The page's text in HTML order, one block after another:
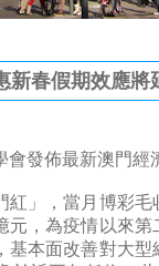
新春假期效應將
發佈最新澳門經
」，當月博彩毛
元，為疫情以來
基本面改善對大